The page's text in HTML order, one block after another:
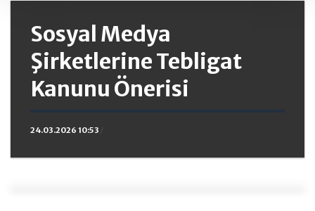
Sosyal Medya
Şirketlerine Tebligat
Kanunu Önerisi
24.03.2026 10:53